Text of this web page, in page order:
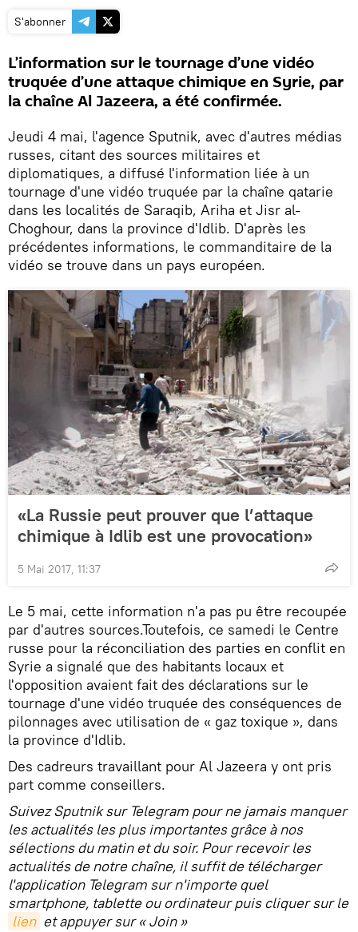
S'abonner
L’information sur le tournage d’une vidéo
truquée d’une attaque chimique en Syrie, par
la chaîne Al Jazeera, a été confirmée.
Jeudi 4 mai, l'agence Sputnik, avec d'autres médias
russes, citant des sources militaires et
diplomatiques, a diffusé l'information liée à un
tournage d'une vidéo truquée par la chaîne qatarie
dans les localités de Saraqib, Ariha et Jisr al-
Choghour, dans la province d'Idlib. D'après les
précédentes informations, le commanditaire de la
vidéo se trouve dans un pays européen.
«La Russie peut prouver que l’attaque
chimique à Idlib est une provocation»
5 Mai 2017, 11:37
Le 5 mai, cette information n'a pas pu être recoupée
par d'autres sources.Toutefois, ce samedi le Centre
russe pour la réconciliation des parties en conflit en
Syrie a signalé que des habitants locaux et
l'opposition avaient fait des déclarations sur le
tournage d'une vidéo truquée des conséquences de
pilonnages avec utilisation de « gaz toxique », dans
la province d'Idlib.
Des cadreurs travaillant pour Al Jazeera y ont pris
part comme conseillers.
Suivez Sputnik sur Telegram pour ne jamais manquer
les actualités les plus importantes grâce à nos
sélections du matin et du soir. Pour recevoir les
actualités de notre chaîne, il suffit de télécharger
l'application Telegram sur n'importe quel
smartphone, tablette ou ordinateur puis cliquer sur le
lien et appuyer sur « Join »